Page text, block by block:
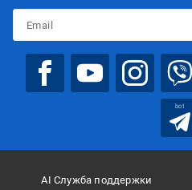
bot
AI Служба поддержки